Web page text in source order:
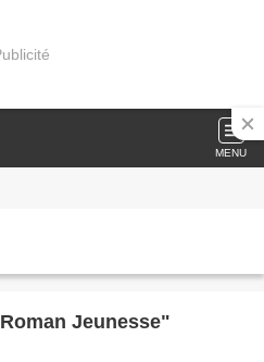
MENU
Jeunesse"